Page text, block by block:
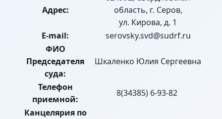
Адрес:
область, г. Серов,
ул. Кирова, д. 1
E-mail:
serovsky.svd@sudrf.ru
ФИО
Председателя
суда:
Шкаленко Юлия Сергеевна
Телефон
приемной:
8(34385) 6-93-82
Канцелярия по